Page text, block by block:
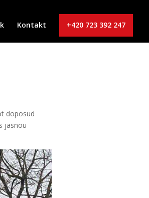
Kontakt +420 723 392 247
doposud
jasnou